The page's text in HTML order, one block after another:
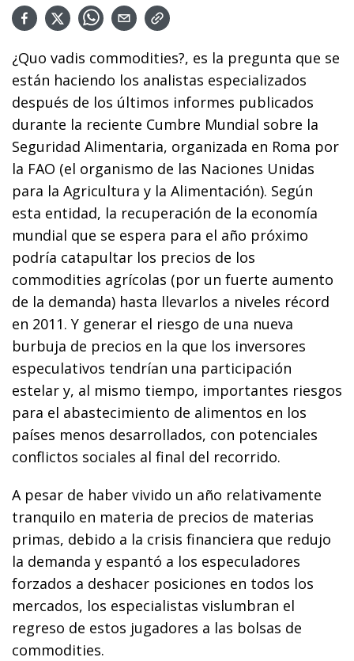
¿Quo vadis commodities?, es la pregunta que se
están haciendo los analistas especializados
después de los últimos informes publicados
durante la reciente Cumbre Mundial sobre la
Seguridad Alimentaria, organizada en Roma por
la FAO (el organismo de las Naciones Unidas
para la Agricultura y la Alimentación). Según
esta entidad, la recuperación de la economía
mundial que se espera para el año próximo
podría catapultar los precios de los
commodities agrícolas (por un fuerte aumento
de la demanda) hasta llevarlos a niveles récord
en 2011. Y generar el riesgo de una nueva
burbuja de precios en la que los inversores
especulativos tendrían una participación
estelar y, al mismo tiempo, importantes riesgos
para el abastecimiento de alimentos en los
países menos desarrollados, con potenciales
conflictos sociales al final del recorrido.
A pesar de haber vivido un año relativamente
tranquilo en materia de precios de materias
primas, debido a la crisis financiera que redujo
la demanda y espantó a los especuladores
forzados a deshacer posiciones en todos los
mercados, los especialistas vislumbran el
regreso de estos jugadores a las bolsas de
commodities.